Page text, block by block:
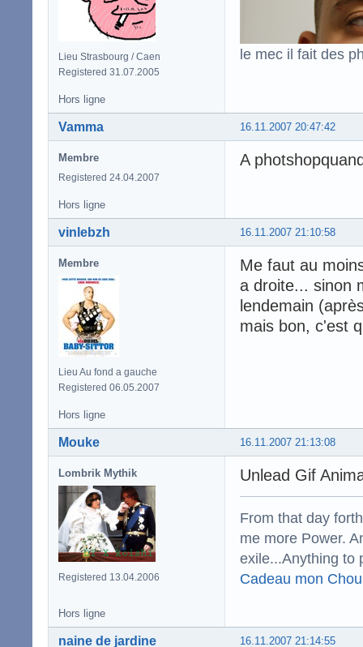
Lieu Strasbourg / Caen
Registered 31.07.2005
le mec il fait des
Hors ligne
16.11.2007 20:47:42
Vamma
Membre
Registered 24.04.2007
A
Hors ligne
16.11.2007 21:10:58
vinlebzh
Membre
Lieu Au fond a gauche
Registered 06.05.2007
Me faut au
a droite... sinon
lendemain
mais bon, c'est
Hors ligne
16.11.2007 21:13:08
Mouke
Lombrik Mythik
Registered 13.04.2006
Unlead Gif
From that day
me more Power.
exile...Anything to
Cadeau mon
Hors ligne
16.11.2007 21:14:55
naine de jardine